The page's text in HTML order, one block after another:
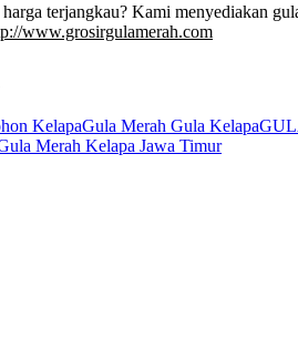
terjangkau? Kami menyediakan
www.grosirgulamerah.com
KelapaGula Merah Gula Kelapa
Merah Kelapa Jawa Timur